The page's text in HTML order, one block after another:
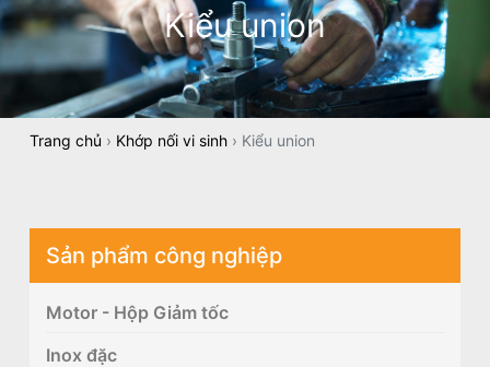
Kiểu union
Trang chủ › Khớp nối vi sinh› Kiểu union
Sản phẩm công nghiệp
Motor - Hộp Giảm tốc
Inox đặc